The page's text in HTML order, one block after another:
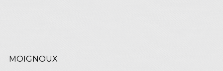
MOIGNOUX